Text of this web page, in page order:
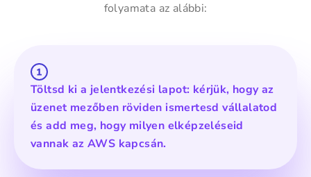
folyamata az alábbi:
Töltsd ki a jelentkezési lapot: kérjük, hogy az
üzenet mezőben röviden ismertesd vállalatod
és add meg, hogy milyen elképzeléseid
vannak az AWS kapcsán.